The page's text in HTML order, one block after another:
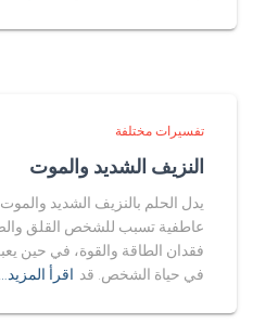
تفسيرات مختلفة
النزيف الشديد والموت
يدل الحلم بالنزيف الشديد
عاطفية تسبب للشخص القلق
فقدان الطاقة والقوة، في حين
في حياة الشخص. قد اقرأ المزيد…